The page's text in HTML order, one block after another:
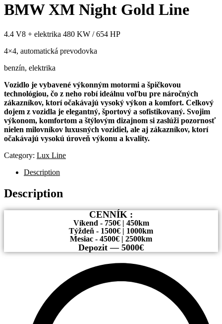
BMW XM Night Gold Line
4.4 V8 + elektrika 480 KW / 654 HP
4×4, automatická prevodovka
benzín, elektrika
Vozidlo je vybavené výkonným motormi a špičkovou
technológiou, čo z neho robí ideálnu voľbu pre náročných
zákazníkov, ktorí očakávajú vysoký výkon a komfort. Celkový
dojem z vozidla je elegantný, športový a sofistikovaný. Svojim
výkonom, komfortom a štýlovým dizajnom si zaslúži pozornosť
nielen milovníkov luxusných vozidiel, ale aj zákazníkov, ktorí
očakávajú vysokú úroveň výkonu a kvality.
Category: Lux Line
Description
Description
CENNÍK :
Víkend - 750€ | 450km
Týždeň - 1500€ | 1000km
Mesiac - 4500€ | 2500km
Depozit — 5000€